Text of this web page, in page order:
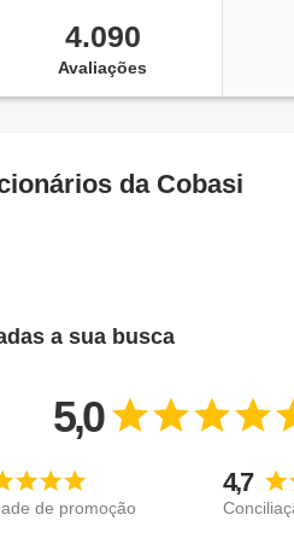
4.090
Avaliações
da Cobasi
a sua busca
5,0
de promoção
4,7